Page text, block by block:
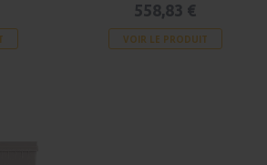
558,83 €
VOIR LE PRODUIT